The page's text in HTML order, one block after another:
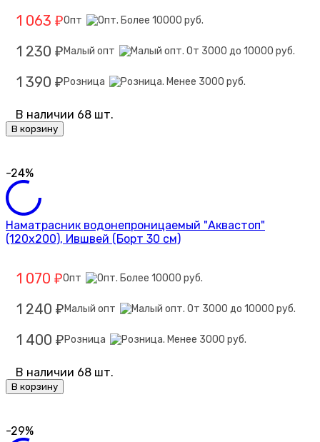
1 063 ₽Опт
1 230 ₽ Малый опт
1 390 ₽ Розница
В наличии 68 шт.
В корзину
-24%
Наматрасник водонепроницаемый "Аквастоп"
(120х200), Ившвей (Борт 30 см)
1 070 ₽Опт
1 240 ₽ Малый опт
1 400 ₽ Розница
В наличии 68 шт.
В корзину
-29%